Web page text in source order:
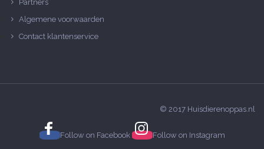
Partners
Algemene voorwaarden
Contact klantenservice
© 2017 Huisdierenoppas.nl
Follow on Facebook Follow on Instagram